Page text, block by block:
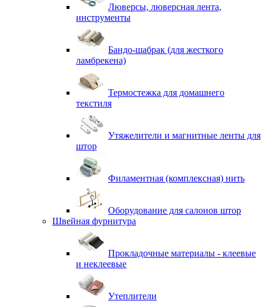
Люверсы, люверсная лента,
инструменты
Бандо-шабрак (для жесткого
ламбрекена)
Термостежка для домашнего
текстиля
Утяжелители и магнитные ленты для
штор
Филаментная (комплексная) нить
Оборудование для салонов штор
Швейная фурнитура
Прокладочные материалы - клеевые
и неклеевые
Утеплители